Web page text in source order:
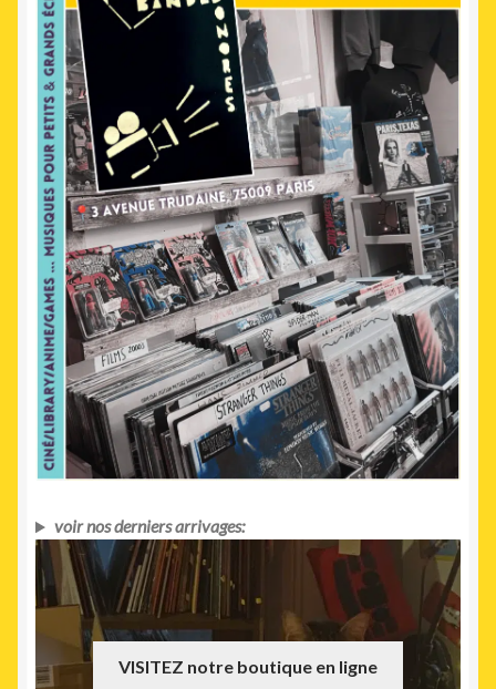
voir nos derniers arrivages:
VISITEZ notre boutique en ligne